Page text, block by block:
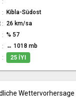
Kibla-Südost
26 km/sa
% 57
↔ 1018 mb
25 İYI
Wettervorhersage